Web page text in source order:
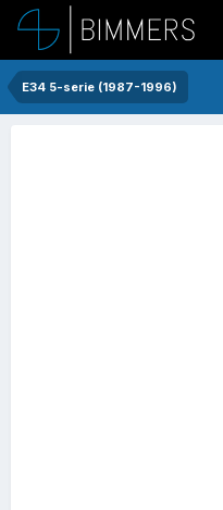
E34 5-serie (1987-1996)